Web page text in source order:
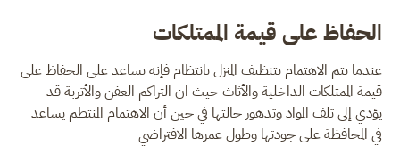
الحفاظ على قيمة الممتلكات
عندما يتم الاهتمام بتنظيف المنزل بانتظام فإنه يساعد على الحفاظ على
قيمة الممتلكات الداخلية والأثاث حيث ان التراكم العفن والأتربة قد
يؤدي إلى تلف المواد وتدهور حالتها في حين أن الاهتمام المنتظم يساعد
في المحافظة على جودتها وطول عمرها الافتراضي